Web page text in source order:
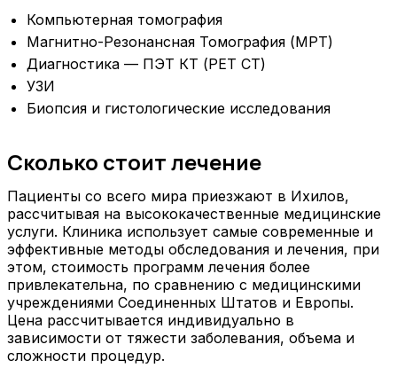
Компьютерная томография
Магнитно-Резонансная Томография (МРТ)
Диагностика — ПЭТ КТ (PET CT)
УЗИ
Биопсия и гистологические исследования
Сколько стоит лечение
Пациенты со всего мира приезжают в Ихилов,
рассчитывая на высококачественные медицинские
услуги. Клиника использует самые современные и
эффективные методы обследования и лечения, при
этом, стоимость программ лечения более
привлекательна, по сравнению с медицинскими
учреждениями Соединенных Штатов и Европы.
Цена рассчитывается индивидуально в
зависимости от тяжести заболевания, объема и
сложности процедур.